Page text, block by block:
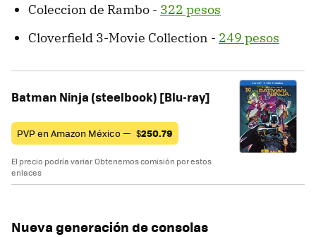
Coleccion de Rambo - 322 pesos
Cloverfield 3-Movie Collection - 249 pesos
Batman Ninja (steelbook) [Blu-ray]
PVP en Amazon México — $250.79
El precio podría variar. Obtenemos comisión por estos
enlaces
Nueva generación de consolas